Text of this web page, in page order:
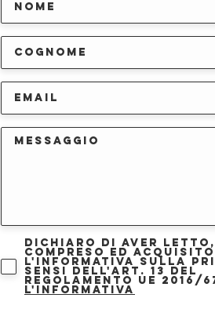
Dichiaro di aver letto,
compreso ed acquisito
l'informativa sulla
sensi dell'art. 13 del
Regolamento UE 2016/
l'informativa